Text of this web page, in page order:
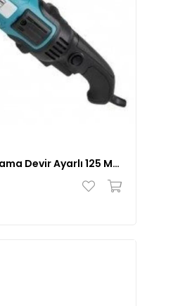
Catpower 6129 Avuç Taşlama Devir Ayarlı 125 Mm